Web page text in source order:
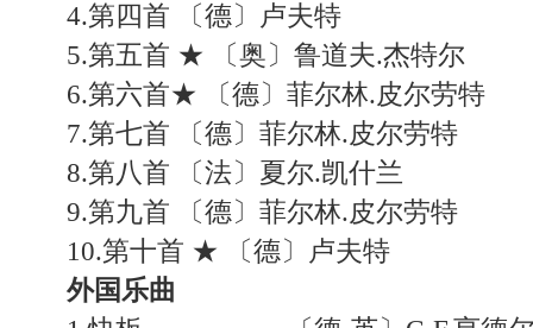
4.第四首 〔德〕卢夫特
5.第五首 ★ 〔奥〕鲁道夫.杰特尔
6.第六首★ 〔德〕菲尔林.皮尔劳特
7.第七首 〔德〕菲尔林.皮尔劳特
8.第八首 〔法〕夏尔.凯什兰
9.第九首 〔德〕菲尔林.皮尔劳特
10.第十首 ★ 〔德〕卢夫特
外国乐曲